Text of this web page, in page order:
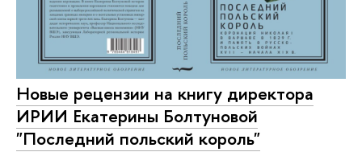
Новые рецензии на книгу директора
ИРИИ Екатерины Болтуновой
"Последний польский король"